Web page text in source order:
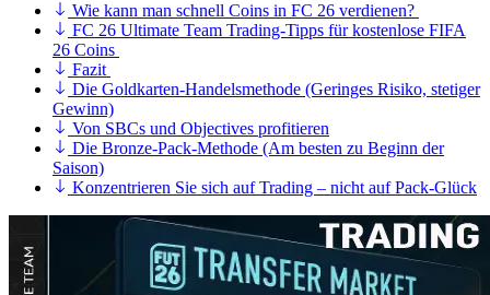
Wie kann man schnell Coins in FC 26 verdienen?
FC 26 Ultimate Team Trading-Tipps für kostenlose FIFA
26 Coins
Fazit
Die Goldkarten-Handelsmethode (Geringes Risiko, stetiger
Gewinn)
Von SBCs und Objectives profitieren
Die Bronze-Pack-Methode (Am besten zu Beginn der
Saison)
Konzentrieren Sie sich auf Trading – nicht auf Pack-Glück